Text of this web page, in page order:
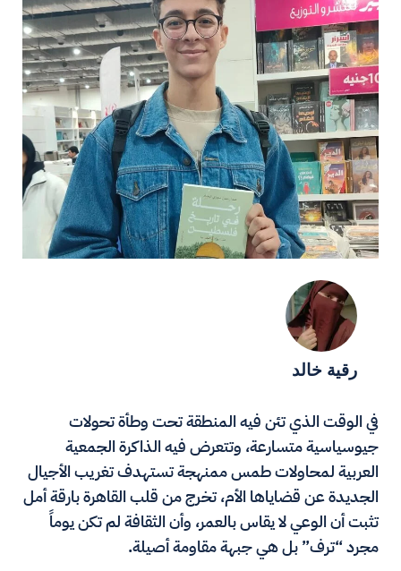
رقية خالد
في الوقت الذي تئن فيه المنطقة تحت وطأة تحولات
جيوسياسية متسارعة، وتتعرض فيه الذاكرة الجمعية
العربية لمحاولات طمس ممنهجة تستهدف تغريب الأجيال
الجديدة عن قضاياها الأم، تخرج من قلب القاهرة بارقة أمل
تثبت أن الوعي لا يقاس بالعمر، وأن الثقافة لم تكن يوماً
مجرد “ترف” بل هي جبهة مقاومة أصيلة.